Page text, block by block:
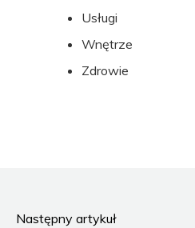
Usługi
Wnętrze
Zdrowie
Następny artykuł